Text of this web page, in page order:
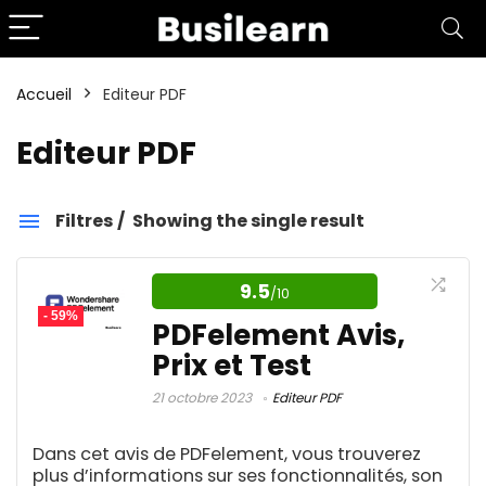
Accueil Editeur PDF
Editeur PDF
Filtres
Showing the single result
Editeur PDF
Catégories
Amazon FBA 4
- 59%
9.5/10
PDFelement Avis,
Prix et Test
21 octobre 2023 Editeur PDF
Dans cet avis de PDFelement, vous trouverez
plus d’informations sur ses fonctionnalités, son